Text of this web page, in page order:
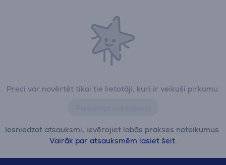
Preci var novērtēt tikai tie lietotāji, kuri ir veikuši pirkumu.
Iesniedzot atsauksmi, ievērojiet labās prakses noteikumus.
Vairāk par atsauksmēm lasiet šeit.